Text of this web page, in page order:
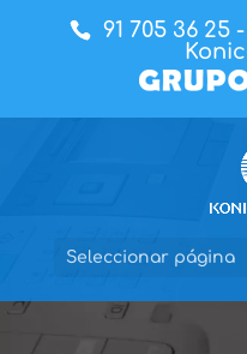
91 705 36 25
Seleccionar página